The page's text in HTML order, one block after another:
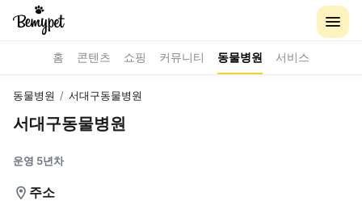
홈 콘텐츠 쇼핑 커뮤니티 동물병원 서비스
동물병원 / 서대구동물병원
서대구동물병원
운영 5년차
주소